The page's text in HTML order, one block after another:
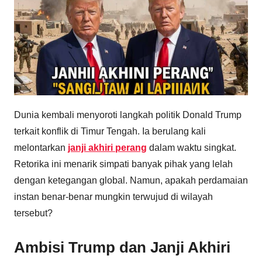
Dunia kembali menyoroti langkah politik Donald Trump
terkait konflik di Timur Tengah. Ia berulang kali
melontarkan janji akhiri perang dalam waktu singkat.
Retorika ini menarik simpati banyak pihak yang lelah
dengan ketegangan global. Namun, apakah perdamaian
instan benar-benar mungkin terwujud di wilayah
tersebut?
Ambisi Trump dan Janji Akhiri